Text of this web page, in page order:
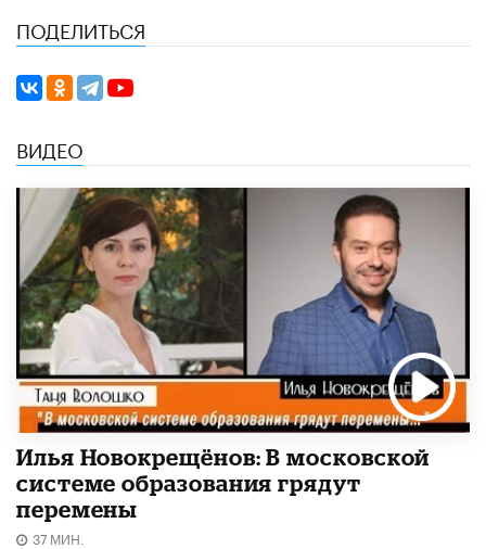
ПОДЕЛИТЬСЯ
ВИДЕО
Илья Новокрещёнов: В московской
системе образования грядут
перемены
37 МИН.